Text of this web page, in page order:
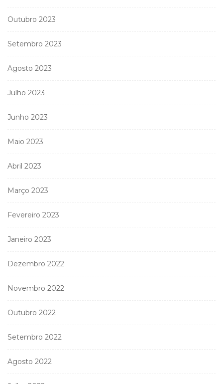
Outubro 2023
Setembro 2023
Agosto 2023
Julho 2023
Junho 2023
Maio 2023
Abril 2023
Março 2023
Fevereiro 2023
Janeiro 2023
Dezembro 2022
Novembro 2022
Outubro 2022
Setembro 2022
Agosto 2022